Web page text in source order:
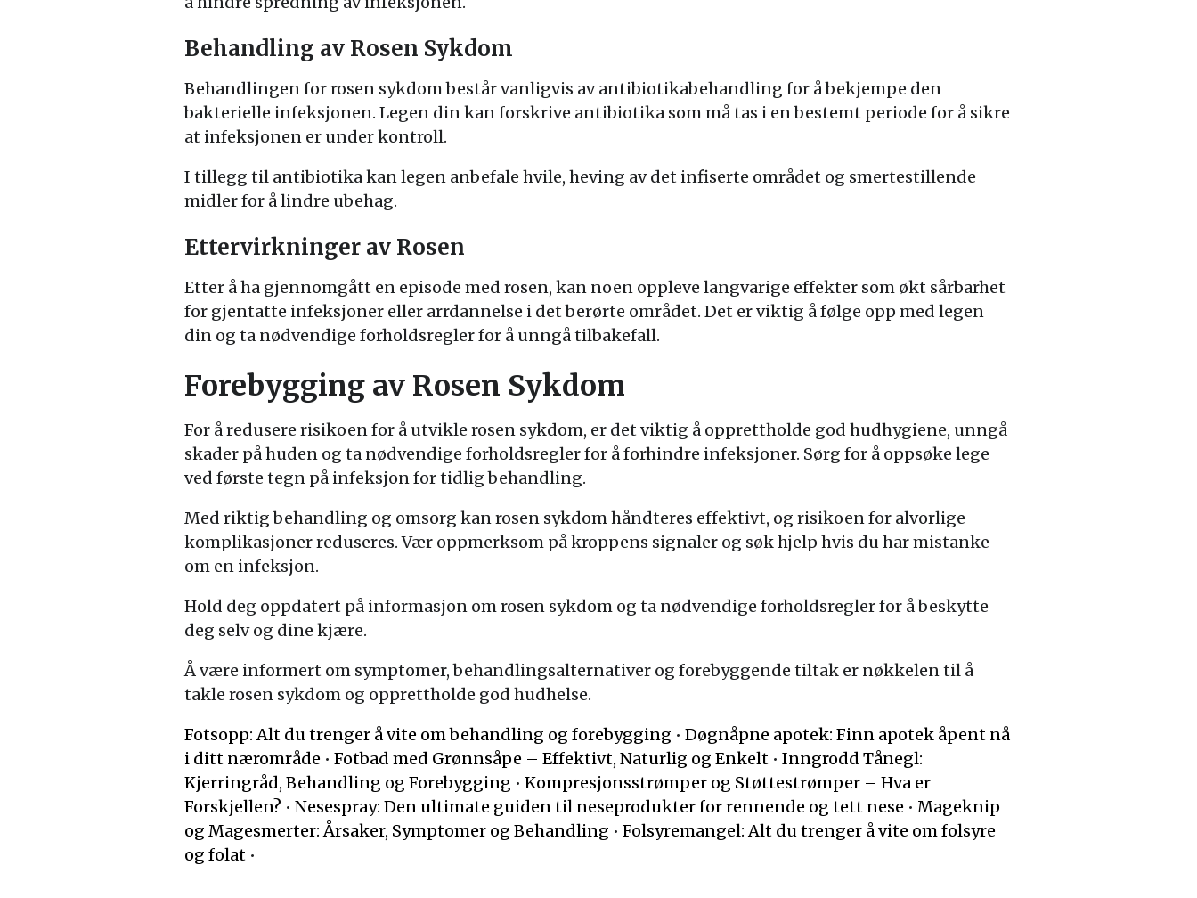
Behandling av Rosen Sykdom
Behandlingen for rosen sykdom består vanligvis av antibiotikabehandling for å bekjempe den
bakterielle infeksjonen. Legen din kan forskrive antibiotika som må tas i en bestemt periode for å sikre
at infeksjonen er under kontroll.
I tillegg til antibiotika kan legen anbefale hvile, heving av det infiserte området og smertestillende
midler for å lindre ubehag.
Ettervirkninger av Rosen
Etter å ha gjennomgått en episode med rosen, kan noen oppleve langvarige effekter som økt sårbarhet
for gjentatte infeksjoner eller arrdannelse i det berørte området. Det er viktig å følge opp med legen
din og ta nødvendige forholdsregler for å unngå tilbakefall.
Forebygging av Rosen Sykdom
For å redusere risikoen for å utvikle rosen sykdom, er det viktig å opprettholde god hudhygiene, unngå
skader på huden og ta nødvendige forholdsregler for å forhindre infeksjoner. Sørg for å oppsøke lege
ved første tegn på infeksjon for tidlig behandling.
Med riktig behandling og omsorg kan rosen sykdom håndteres effektivt, og risikoen for alvorlige
komplikasjoner reduseres. Vær oppmerksom på kroppens signaler og søk hjelp hvis du har mistanke
om en infeksjon.
Hold deg oppdatert på informasjon om rosen sykdom og ta nødvendige forholdsregler for å beskytte
deg selv og dine kjære.
Å være informert om symptomer, behandlingsalternativer og forebyggende tiltak er nøkkelen til å
takle rosen sykdom og opprettholde god hudhelse.
Fotsopp: Alt du trenger å vite om behandling og forebygging • Døgnåpne apotek: Finn apotek åpent nå
i ditt nærområde • Fotbad med Grønnsåpe – Effektivt, Naturlig og Enkelt • Inngrodd Tånegl:
Kjerringråd, Behandling og Forebygging • Kompresjonsstrømper og Støttestrømper – Hva er
Forskjellen? • Nesespray: Den ultimate guiden til neseprodukter for rennende og tett nese • Mageknip
og Magesmerter: Årsaker, Symptomer og Behandling • Folsyremangel: Alt du trenger å vite om folsyre
og folat •